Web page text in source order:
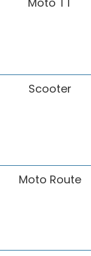
Scooter
Moto Route